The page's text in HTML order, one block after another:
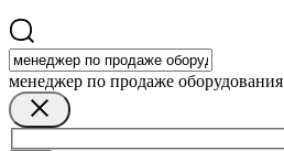
менеджер по продаже оборудования